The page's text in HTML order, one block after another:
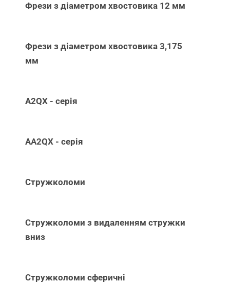
Фрези з діаметром хвостовика 12 мм
Фрези з діаметром хвостовика 3,175
мм
A2QX - серія
AA2QX - серія
Стружколоми
Стружколоми з видаленням стружки
вниз
Стружколоми сферичні